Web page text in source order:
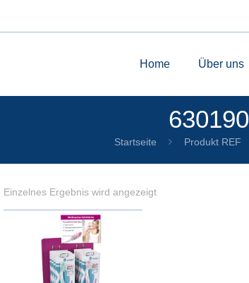
Home Über uns
630190
Startseite Produkt REF
Einzelnes Ergebnis wird angezeigt